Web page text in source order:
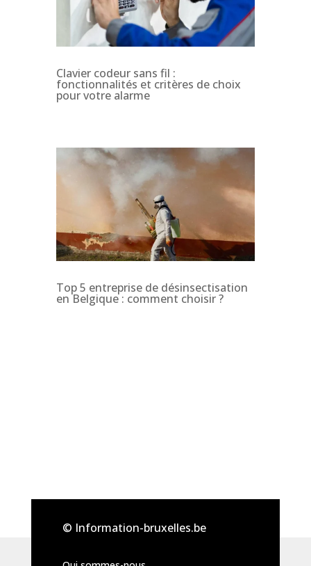
Clavier codeur sans fil :
fonctionnalités et critères de choix
pour votre alarme
Top 5 entreprise de désinsectisation
en Belgique : comment choisir ?
© Information-bruxelles.be